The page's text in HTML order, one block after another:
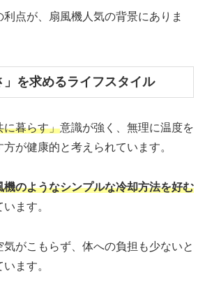
点が、扇風機人気の背景にありま
」を求めるライフスタイル
に暮らす」意識が強く、無理に温度を
が健康的と考えられています。
機のようなシンプルな冷却方法を好む
ます。
がこもらず、体への負担も少ないと
ます。